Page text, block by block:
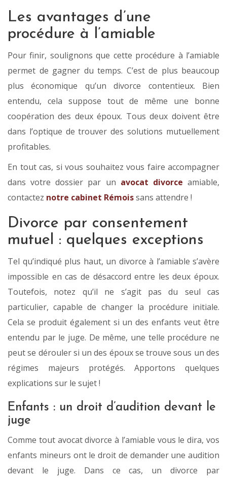
Les avantages d’une
procédure à l’amiable
Pour finir, soulignons que cette procédure à l’amiable
permet de gagner du temps. C’est de plus beaucoup
plus économique qu’un divorce contentieux. Bien
entendu, cela suppose tout de même une bonne
coopération des deux époux. Tous deux doivent être
dans l’optique de trouver des solutions mutuellement
profitables.
En tout cas, si vous souhaitez vous faire accompagner
dans votre dossier par un avocat divorce amiable,
contactez notre cabinet Rémoissans attendre !
Divorce par consentement
mutuel : quelques exceptions
Tel qu’indiqué plus haut, un divorce à l’amiable s’avère
impossible en cas de désaccord entre les deux époux.
Toutefois, notez qu’il ne s’agit pas du seul cas
particulier, capable de changer la procédure initiale.
Cela se produit également si un des enfants veut être
entendu par le juge. De même, une telle procédure ne
peut se dérouler si un des époux se trouve sous un des
régimes majeurs protégés. Apportons quelques
explications sur le sujet !
Enfants : un droit d’audition devant le
juge
Comme tout avocat divorce à l’amiable vous le dira, vos
enfants mineurs ont le droit de demander une audition
devant le juge. Dans ce cas, un divorce par